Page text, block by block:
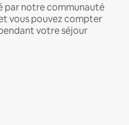
par notre communauté
vous pouvez compter
votre séjour